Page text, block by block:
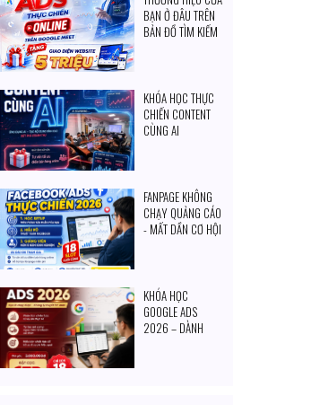
BẠN Ở ĐÂU TRÊN
BẢN ĐỒ TÌM KIẾM
KHÓA HỌC THỰC
CHIẾN CONTENT
CÙNG AI
FANPAGE KHÔNG
CHẠY QUẢNG CÁO
- MẤT DẦN CƠ HỘI
KHÓA HỌC
GOOGLE ADS
2026 – DÀNH